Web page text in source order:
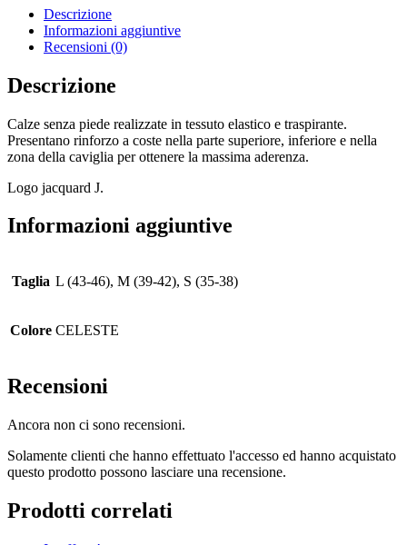
Descrizione
Informazioni aggiuntive
Recensioni (0)
Descrizione
Calze senza piede realizzate in tessuto elastico e traspirante.
Presentano rinforzo a coste nella parte superiore, inferiore e nella
zona della caviglia per ottenere la massima aderenza.
Logo jacquard J.
Informazioni aggiuntive
Taglia L (43-46), M (39-42), S (35-38)
Colore CELESTE
Recensioni
Ancora non ci sono recensioni.
Solamente clienti che hanno effettuato l'accesso ed hanno acquistato
questo prodotto possono lasciare una recensione.
Prodotti correlati